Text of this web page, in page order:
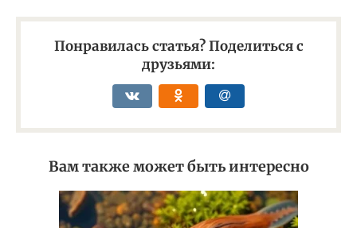
Понравилась статья? Поделиться с
друзьями:
Вам также может быть интересно